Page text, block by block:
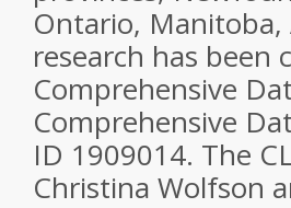
Ontario,
research has been
Comprehensive
Comprehensive
ID 1909014. The
Christina Wolfson